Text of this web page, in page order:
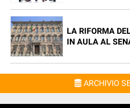
LA RIFORMA
IN AULA AL
ARCHIVIO